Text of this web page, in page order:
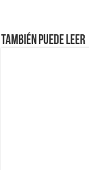
También puede leer